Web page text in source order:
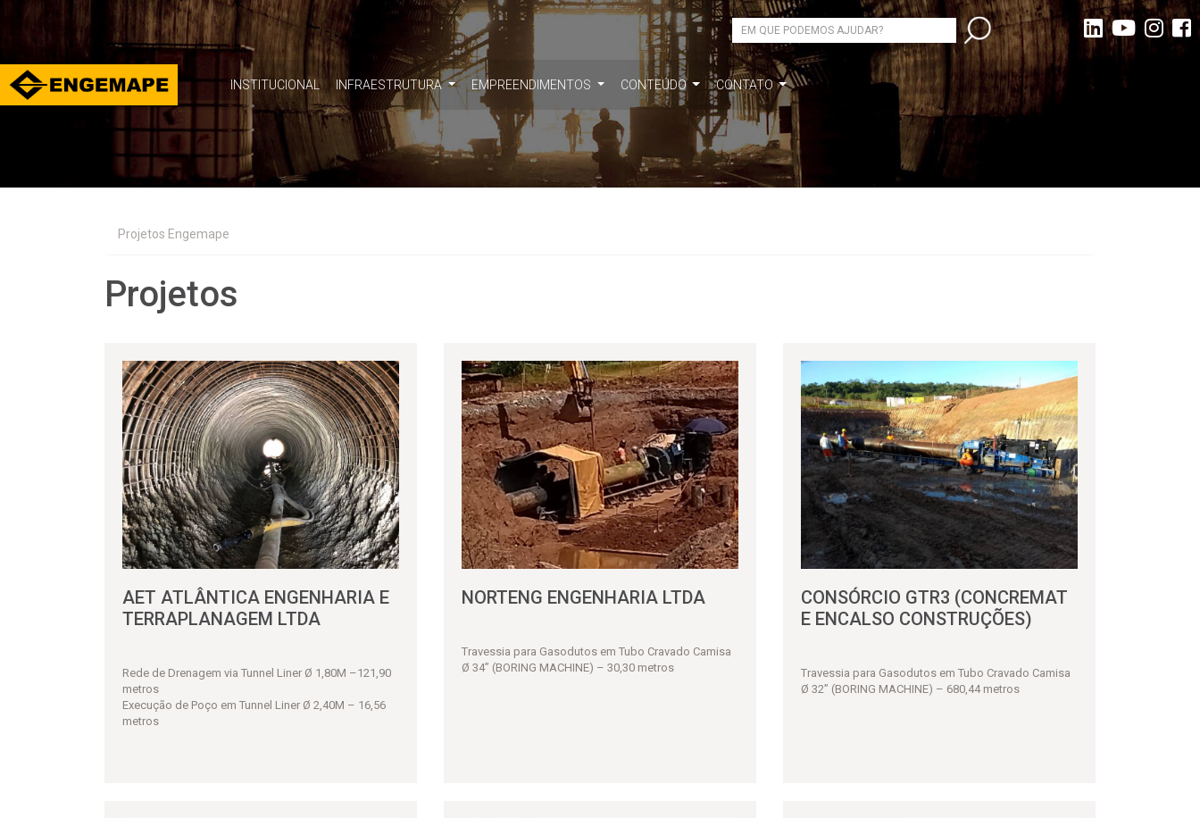
INSTITUCIONAL INFRAESTRUTURA EMPREENDIMENTOS CONTEÚDO CONTATO
especialista
#DNA
Projetos Engemape
Projetos
AET ATLÂNTICA ENGENHARIA E
TERRAPLANAGEM LTDA
Rede de Drenagem via Tunnel Liner Ø 1,80M –121,90
metros
Execução de Poço em Tunnel Liner Ø 2,40M – 16,56
metros
NORTENG ENGENHARIA LTDA
Travessia para Gasodutos em Tubo Cravado Camisa
Ø 34” (BORING MACHINE) – 30,30 metros
CONSÓRCIO GTR3 (CONCREMAT
E ENCALSO CONSTRUÇÕES)
Travessia para Gasodutos em Tubo Cravado Camisa
Ø 32” (BORING MACHINE) – 680,44 metros